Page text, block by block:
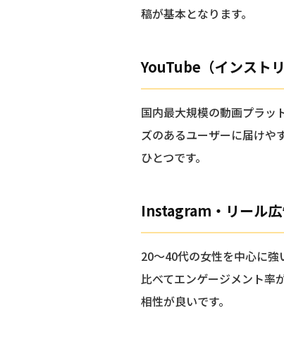
稿が基本となります。
YouTube（インストリ
国内最大規模の動画プラッ
ズのあるユーザーに届けや
ひとつです。
Instagram・リール広
20〜40代の女性を中心に
比べてエンゲージメント率
相性が良いです。